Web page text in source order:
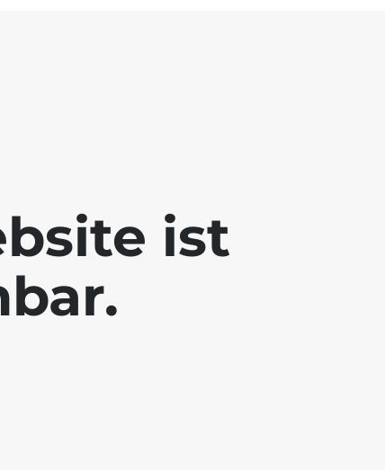
ist